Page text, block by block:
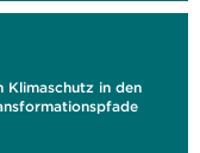
Klimaschutz in den